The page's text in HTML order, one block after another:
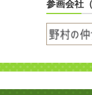
参画会社